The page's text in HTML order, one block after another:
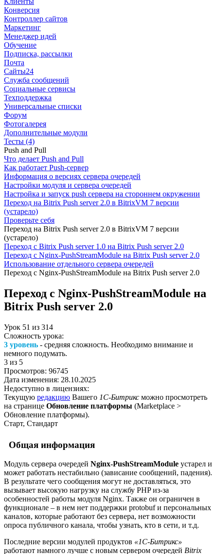
Конверсия
Контроллер сайтов
Маркетинг
Менеджер идей
Обучение
Подписка, рассылки
Почта
Сайты24
Служба сообщений
Социальные сервисы
Техподдержка
Универсальные списки
Форум
Фотогалерея
Дополнительные модули
Тесты (4)
Push and Pull
Что делает Push and Pull
Как работает Push-сервер
Информация о версиях сервера очередей
Настройки модуля и сервера очередей
Настройка и запуск push сервера на стороннем окружении
Переход на Bitrix Push server 2.0 в BitrixVM 7 версии
(устарело)
Проверьте себя
Переход на Bitrix Push server 2.0 в BitrixVM 7 версии
(устарело)
Переход с Bitrix Push server 1.0 на Bitrix Push server 2.0
Переход с Nginx-PushStreamModule на Bitrix Push server 2.0
Использование отдельного сервера очередей
Переход с Nginx-PushStreamModule на Bitrix Push server 2.0
Переход с Nginx-PushStreamModule на
Bitrix Push server 2.0
Урок 51 из 314
Сложность урока:
3 уровень - средняя сложность. Необходимо внимание и
немного подумать.
3 из 5
Просмотров: 96745
Дата изменения: 28.10.2025
Недоступно в лицензиях:
Текущую редакцию Вашего 1С-Битрикс можно просмотреть
на странице Обновление платформы (Marketplace >
Обновление платформы).
Старт, Стандарт
Общая информация
Модуль сервера очередей Nginx-PushStreamModule устарел и
может работать нестабильно (зависание сообщений, падения).
В результате чего сообщения могут не доставляться, это
вызывает высокую нагрузку на службу PHP из-за
особенностей работы модуля Nginx. Также он ограничен в
функционале – в нем нет поддержки protobuf и персональных
каналов, которые работают без сервера, нет возможности
опроса публичного канала, чтобы узнать, кто в сети, и т.д.
Последние версии модулей продуктов «1С-Битрикс»
работают намного лучше с новым сервером очередей Bitrix